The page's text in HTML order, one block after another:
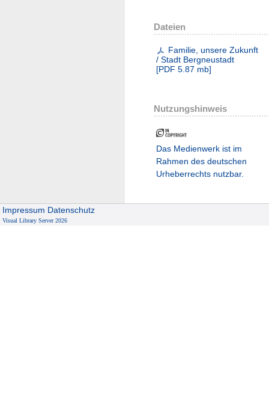
Dateien
Familie, unsere Zukunft
/ Stadt Bergneustadt
[PDF 5.87 mb]
Nutzungshinweis
Das Medienwerk ist im
Rahmen des deutschen
Urheberrechts nutzbar.
Impressum Datenschutz
Visual Library Server 2026